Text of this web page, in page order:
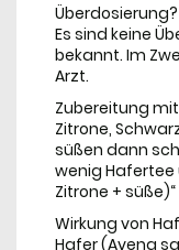
Überdosierung?
Es sind keine
bekannt. Im
Arzt.
Zubereitung
Zitrone,
süßen dann
wenig Hafertee
Zitrone + süße)“
Wirkung von
Hafer (Avena